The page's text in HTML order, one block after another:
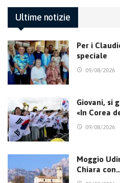
Ultime notizie
Per i
speciale
09/08/2026
Giovani, si
«In Corea
09/08/2026
Moggio
Chiara